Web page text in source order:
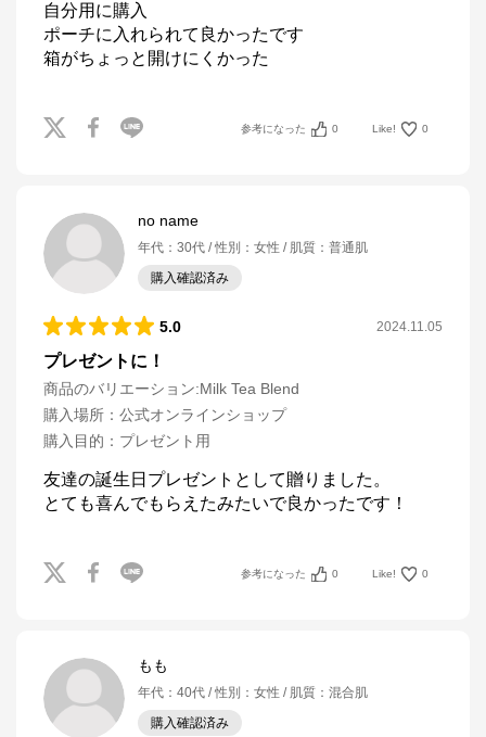
自分用に購入
ポーチに入れられて良かったです
箱がちょっと開けにくかった
参考になった 0 Like! 0
no name
年代 ： 30代 性別 ： 女性 肌質 ： 普通肌
購入確認済み
5.0 2024.11.05
プレゼントに！
商品のバリエーション:Milk Tea Blend
購入場所 ： 公式オンラインショップ
購入目的 ： プレゼント用
友達の誕生日プレゼントとして贈りました。
参考になった 0 Like! 0
もも
年代 ： 40代 性別 ： 女性 肌質 ： 混合肌
購入確認済み